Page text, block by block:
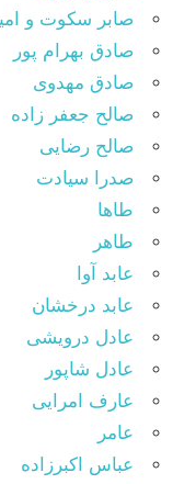
صابر سکوت و
صادق بهرام پور
صادق مهدوی
صالح جعفر زاده
صالح رضایی
صدرا سیادت
طاها
طاهر
عابد آوا
عابد درخشان
عادل درویشی
عادل شاپور
عارف امرایی
عامر
عباس اکبرزاده